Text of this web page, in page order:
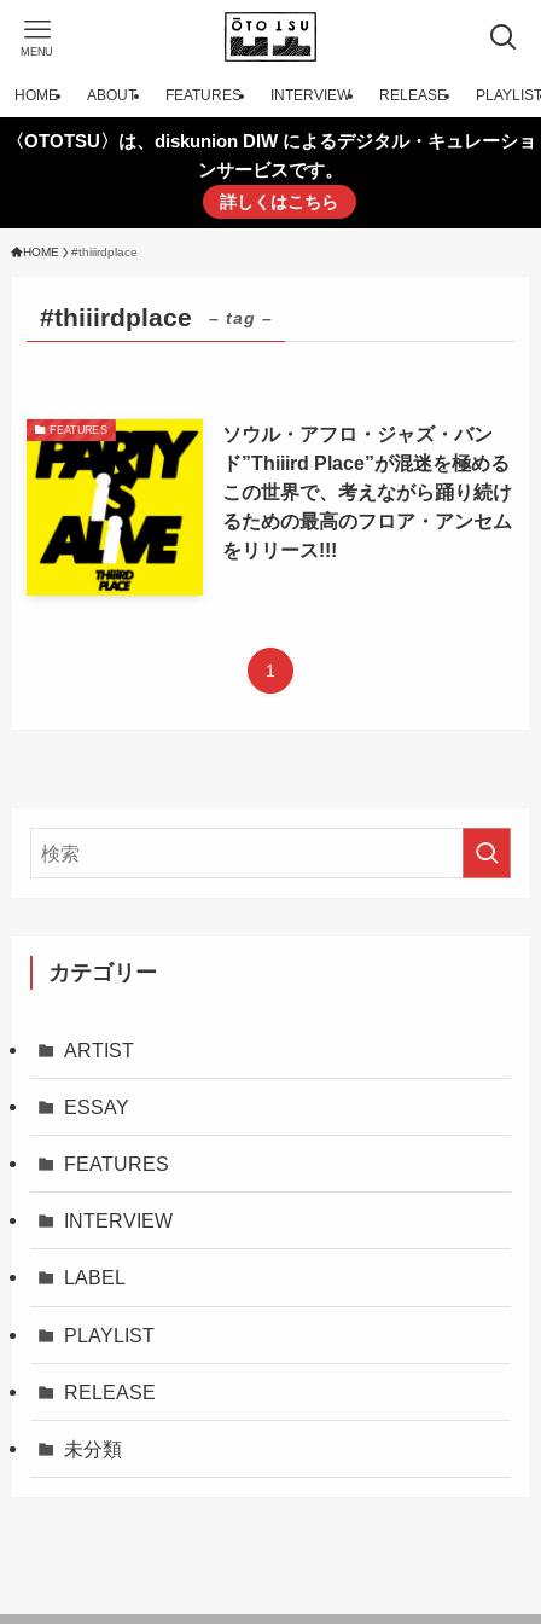
MENU
HOME ABOUT FEATURES INTERVIEW RELEASE PLAYLIST
〈OTOTSU〉は、diskunion DIW によるデジタル・キュレーショ
ンサービスです。
詳しくはこちら
HOME #thiiirdplace
#thiiirdplace – tag –
FEATURES
ソウル・アフロ・ジャズ・バン
ド”Thiiird Place”が混迷を極める
この世界で、考えながら踊り続け
るための最高のフロア・アンセム
をリリース!!!
1
カテゴリー
ARTIST
ESSAY
FEATURES
INTERVIEW
LABEL
PLAYLIST
RELEASE
未分類